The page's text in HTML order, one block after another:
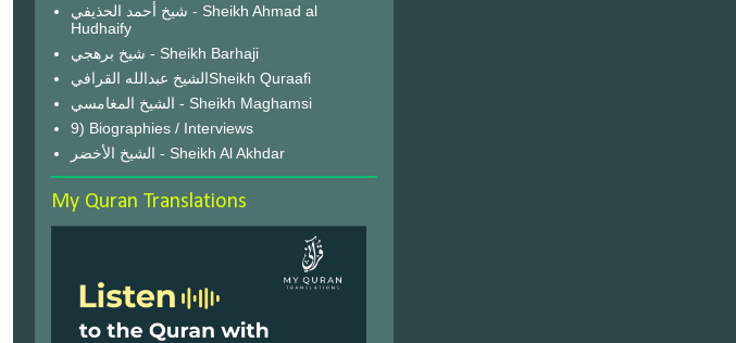
شيخ أحمد الحذيفي - Sheikh Ahmad al
Hudhaify
شيخ برهجي - Sheikh Barhaji
الشيخ عبدالله القرافيSheikh Quraafi
الشيخ المغامسي - Sheikh Maghamsi
9) Biographies / Interviews
الشيخ الأخضر - Sheikh Al Akhdar
My Quran Translations